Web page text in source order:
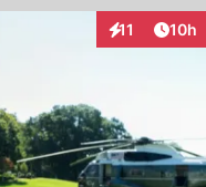
11
Interaktionen
10h